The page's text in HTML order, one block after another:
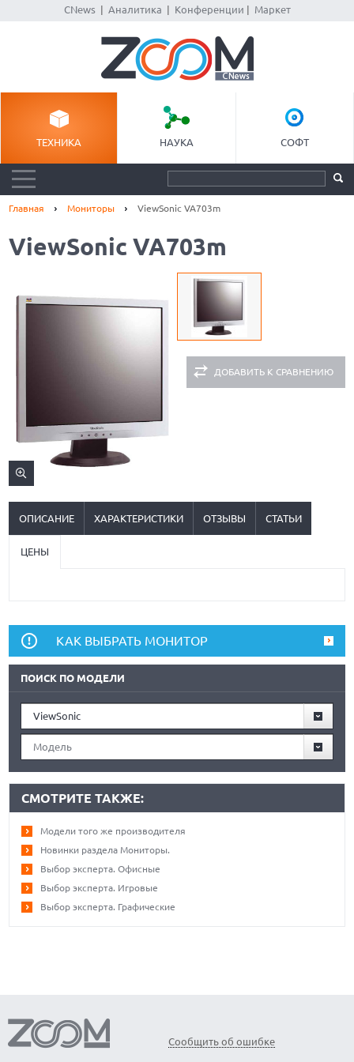
CNews| Аналитика Конференции Маркет
ТЕХНИКА НАУКА СОФТ
Главная Мониторы ViewSonic VA703m
ViewSonic VA703m
ДОБАВИТЬ К СРАВНЕНИЮ
ОПИСАНИЕ ХАРАКТЕРИСТИКИ ОТЗЫВЫ СТАТЬИ
ЦЕНЫ
КАК ВЫБРАТЬ МОНИТОР
ПОИСК ПО МОДЕЛИ
ViewSonic
Модель
СМОТРИТЕ ТАКЖЕ:
Модели того же производителя
Новинки раздела Мониторы.
Выбор эксперта. Офисные
Выбор эксперта. Игровые
Выбор эксперта. Графические
Сообщить об ошибке